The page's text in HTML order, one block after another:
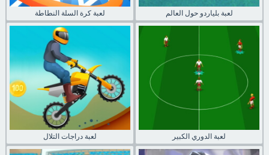
لعبة كرة السلة النطاطة لعبة بلياردو حول العالم
لعبة دراجات التلال لعبة الدوري الكبير